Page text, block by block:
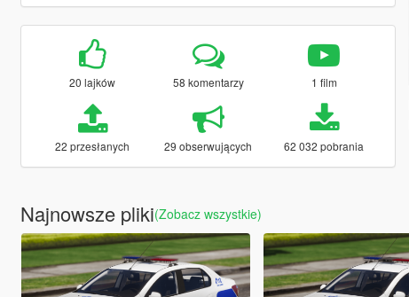
20 lajków 58 komentarzy 1 film
22 przesłanych 29 obserwujących 62 032 pobrania
Najnowsze pliki(Zobacz wszystkie)